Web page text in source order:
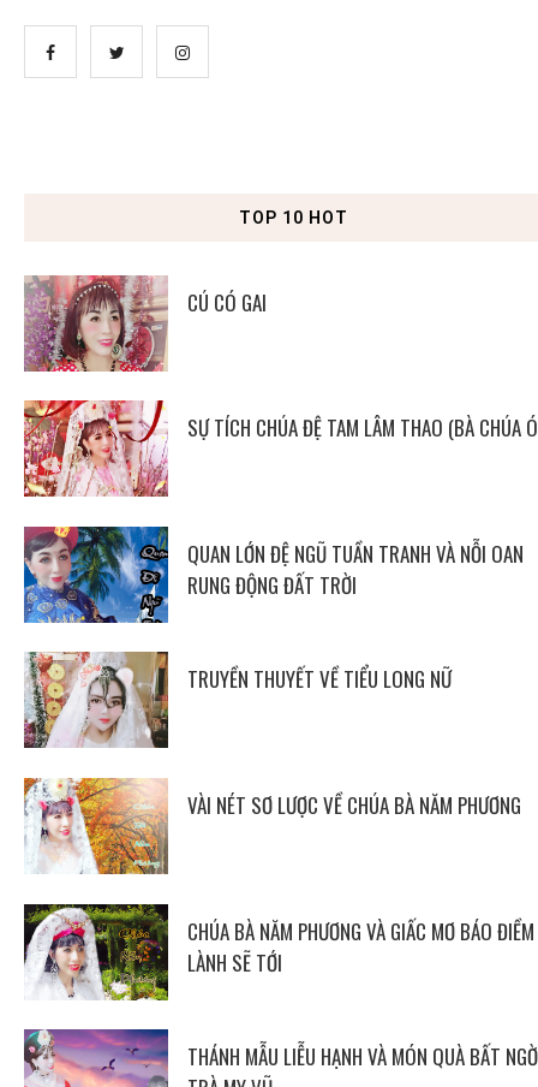
TOP 10 HOT
CÚ CÓ GAI
SỰ TÍCH CHÚA ĐỆ TAM LÂM THAO (BÀ CHÚA
QUAN LỚN ĐỆ NGŨ TUẦN TRANH VÀ NỖI OAN
RUNG ĐỘNG ĐẤT TRỜI
TRUYỀN THUYẾT VỀ TIỂU LONG NỮ
VÀI NÉT SƠ LƯỢC VỀ CHÚA BÀ NĂM PHƯƠNG
CHÚA BÀ NĂM PHƯƠNG VÀ GIẤC MƠ BÁO ĐIỀM
LÀNH SẼ TỚI
THÁNH MẪU LIỄU HẠNH VÀ MÓN QUÀ BẤT